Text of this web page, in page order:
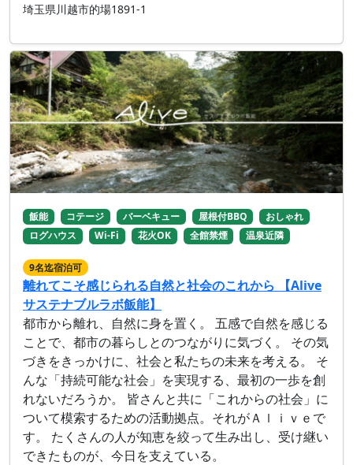
埼玉県川越市的場1891-1
飯能 コテージ バーベキュー 屋根付BBQ
おしゃれ
ログハウス
Wi-Fi 花火OK 全館禁煙 温泉近隣
9名迄宿泊可
離れてこそ感じられる自然と社会のこれから 【Alive
サステナブルラボ飯能】
都市から離れ、自然に身を置く。 五感で自然を感じる
ことで、都市の暮らしとのつながりに気づく。 その気
づきをきっかけに、社会と私たちの未来を考える。 そ
んな「持続可能な社会」を実現する、最初の一歩を創
れないだろうか。 皆さんと共に「これからの社会」に
ついて模索するための活動拠点。それがＡｌｉｖｅで
す。 たくさんの人が知恵を絞って生み出し、受け継い
できたものが、今日を支えている。